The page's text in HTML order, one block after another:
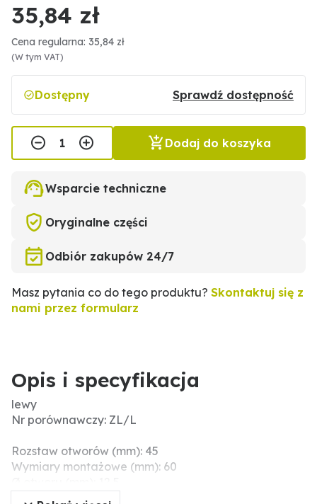
35,84 zł
Cena regularna: 35,84 zł
(W tym VAT)
Dostępny Sprawdź dostępność
Dodaj do koszyka
Wsparcie techniczne
Oryginalne części
Odbiór zakupów 24/7
Masz pytania co do tego produktu? Skontaktuj się z
nami przez formularz
Opis i specyfikacja
lewy
Nr porównawczy: ZL/L
Rozstaw otworów (mm): 45
Wymiary montażowe (mm): 60
Szerokość robocza (mm): 110